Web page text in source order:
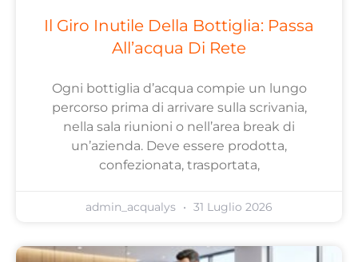
Il Giro Inutile Della Bottiglia: Passa
All’acqua Di Rete
Ogni bottiglia d’acqua compie un lungo
percorso prima di arrivare sulla scrivania,
nella sala riunioni o nell’area break di
un’azienda. Deve essere prodotta,
confezionata, trasportata,
admin_acqualys 31 Luglio 2026